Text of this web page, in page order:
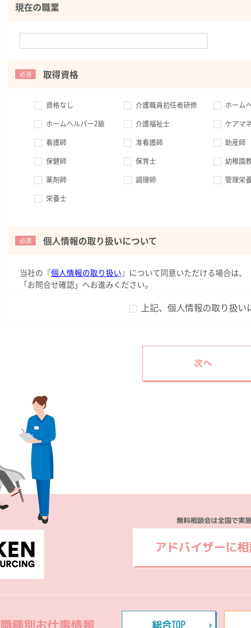
現在の職業
必須 取得資格
資格なし 介護職員初任者研修
ホーム
ホームヘルパー2級
介護福祉士
ケアマ
看護師
准看護師
助産師
保健師
保育士
幼稚園
薬剤師
調理師
管理栄
栄養士
必須 個人情報の取り扱いについて
当社の『個人情報の取り扱い』について同意いただける場合は、
「お問合せ確認」へお進みください。
上記、個人情報の取り扱い
無料相談会は全国で実
アドバイザーに
総合TOP